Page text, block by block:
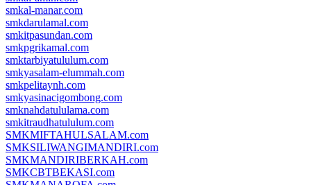
smkal-manar.com
smkdarulamal.com
smkitpasundan.com
smkpgrikamal.com
smktarbiyatululum.com
smkyasalam-elummah.com
smkpelitaynh.com
smkyasinacigombong.com
smknahdatululama.com
smkitraudhatululum.com
SMKMIFTAHULSALAM.com
SMKSILIWANGIMANDIRI.com
SMKMANDIRIBERKAH.com
SMKCBTBEKASI.com